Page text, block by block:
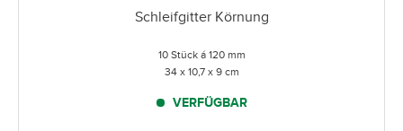
Schleifgitter Körnung
10 Stück á 120 mm
34 x 10,7 x 9 cm
VERFÜGBAR